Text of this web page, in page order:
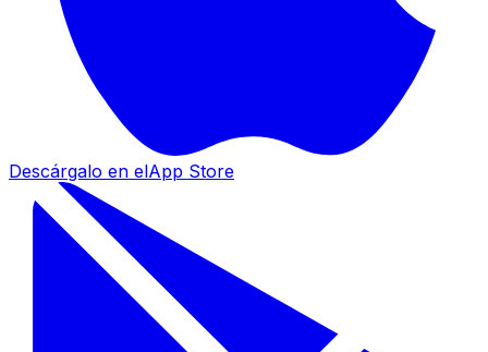
Descárgalo en elApp Store